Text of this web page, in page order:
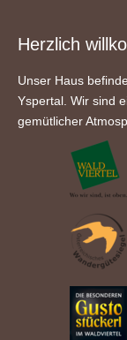
Herzlich
Unser Haus
Yspertal. Wir sind
gemütlicher